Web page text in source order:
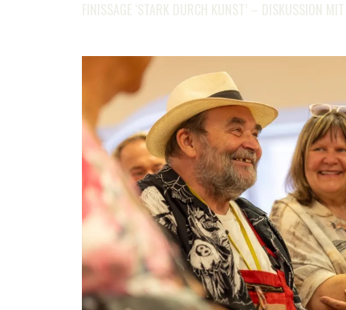
FINISSAGE ‘STARK DURCH KUNST’ – DISKUSSION MIT